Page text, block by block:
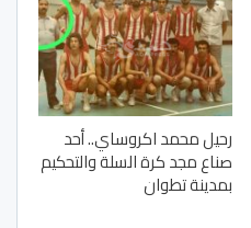
رحيل محمد اكروساي.. أحد
صناع مجد كرة السلة والتحكيم
بمدينة تطوان